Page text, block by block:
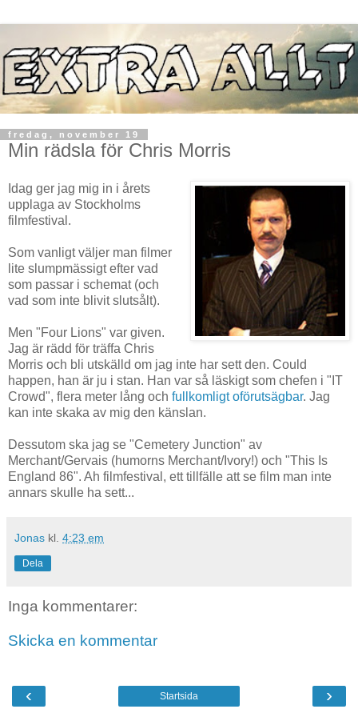
fredag, november 19
Min rädsla för Chris Morris
Idag ger jag mig in i årets
upplaga av Stockholms
filmfestival.
Som vanligt väljer man filmer
lite slumpmässigt efter vad
som passar i schemat (och
vad som inte blivit slutsålt).
Men "Four Lions" var given.
Jag är rädd för träffa Chris
Morris och bli utskälld om jag inte har sett den. Could
happen, han är ju i stan. Han var så läskigt som chefen i "IT
Crowd", flera meter lång och fullkomligt oförutsägbar. Jag
kan inte skaka av mig den känslan.
Dessutom ska jag se "Cemetery Junction" av
Merchant/Gervais (humorns Merchant/Ivory!) och "This Is
England 86". Ah filmfestival, ett tillfälle att se film man inte
annars skulle ha sett...
Jonas kl. 4:23 em
Dela
Inga kommentarer:
Skicka en kommentar
‹ ›
Startsida